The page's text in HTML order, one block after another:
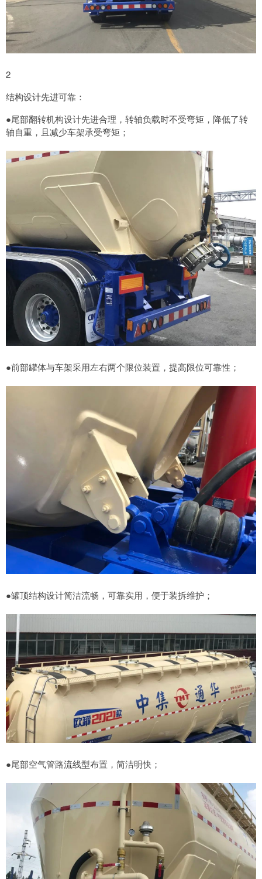
2
结构设计先进可靠：
●尾部翻转机构设计先进合理，转轴负载时不受弯矩，降低了转
轴自重，且减少车架承受弯矩；
●前部罐体与车架采用左右两个限位装置，提高限位可靠性；
●罐顶结构设计简洁流畅，可靠实用，便于装拆维护；
●尾部空气管路流线型布置，简洁明快；